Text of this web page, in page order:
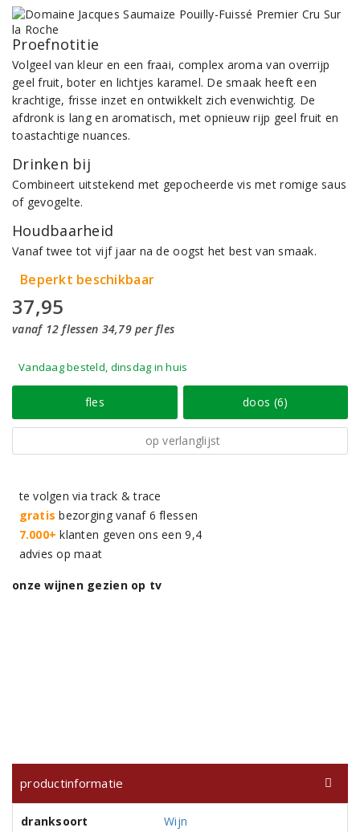
Proefnotitie
Volgeel van kleur en een fraai, complex aroma van overrijp
geel fruit, boter en lichtjes karamel. De smaak heeft een
krachtige, frisse inzet en ontwikkelt zich evenwichtig. De
afdronk is lang en aromatisch, met opnieuw rijp geel fruit en
toastachtige nuances.
Drinken bij
Combineert uitstekend met gepocheerde vis met romige saus
of gevogelte.
Houdbaarheid
Vanaf twee tot vijf jaar na de oogst het best van smaak.
Beperkt beschikbaar
37,95
vanaf 12 flessen 34,79 per fles
Vandaag besteld, dinsdag in huis
fles doos (6)
op verlanglijst
te volgen via track & trace
gratis bezorging vanaf 6 flessen
7.000+ klanten geven ons een 9,4
advies op maat
onze wijnen gezien op tv
productinformatie
dranksoort
Wijn